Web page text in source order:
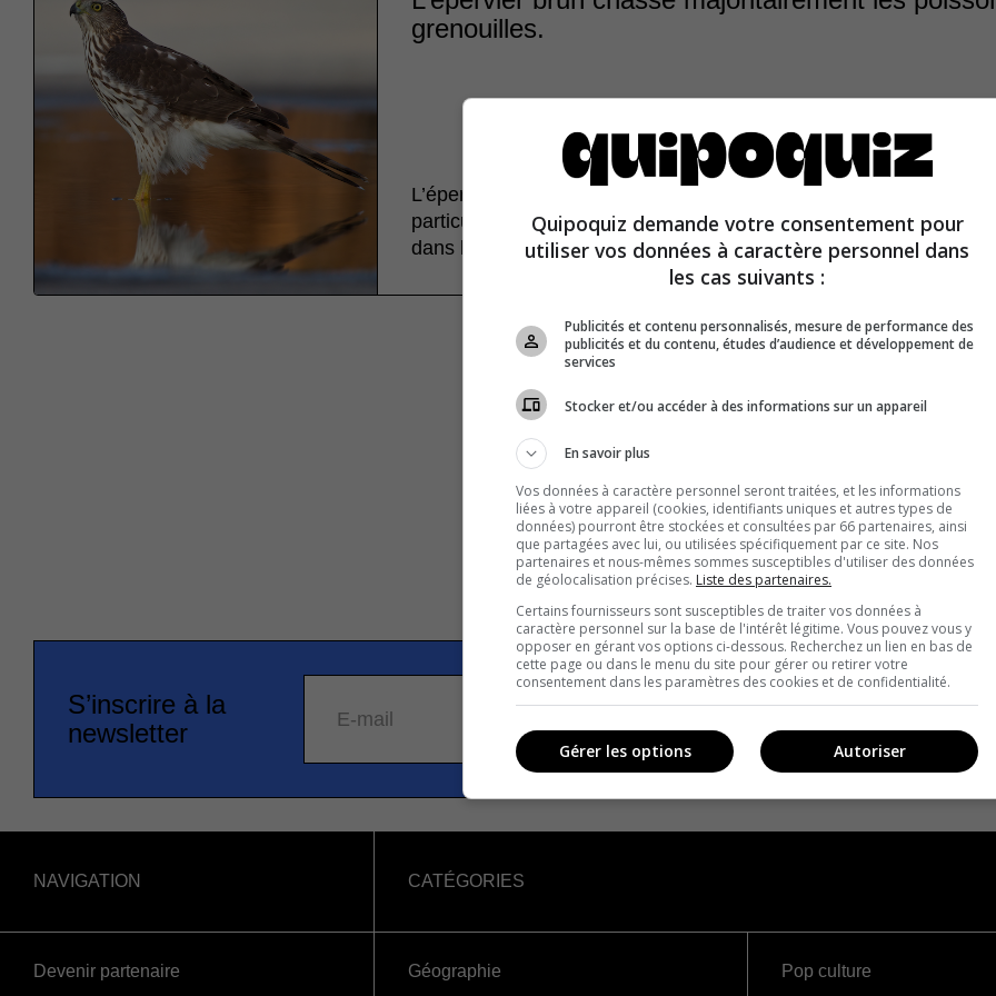
grenouilles.
L’épervier brun se nourrit principalement de petits oiseaux, plus
particulièrement d’oiseaux chanteurs, qu’il surprend en volant à
dans les forêts denses.
S’inscrire à la
newsletter
E-mail
NAVIGATION
Devenir partenaire
CATÉGORIES
Géographie
Pop culture
Quipoquiz demande votre consentement pour
utiliser vos données à caractère personnel dans
les cas suivants :
Publicités et contenu personnalisés, mesure de performance des
publicités et du contenu, études d’audience et développement de
services
Stocker et/ou accéder à des informations sur un appareil
En savoir plus
Vos données à caractère personnel seront traitées, et les informations
liées à votre appareil (cookies, identifiants uniques et autres types de
données) pourront être stockées et consultées par 66 partenaires, ainsi
que partagées avec lui, ou utilisées spécifiquement par ce site. Nos
partenaires et nous-mêmes sommes susceptibles d'utiliser des données
de géolocalisation précises. Liste des partenaires.
Certains fournisseurs sont susceptibles de traiter vos données à
caractère personnel sur la base de l'intérêt légitime. Vous pouvez vous y
opposer en gérant vos options ci-dessous. Recherchez un lien en bas de
cette page ou dans le menu du site pour gérer ou retirer votre
consentement dans les paramètres des cookies et de confidentialité.
Autoriser
Gérer les options